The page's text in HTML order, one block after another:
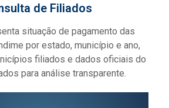
de Filiados
situação de pagamento das
por estado, município e ano,
filiados e dados oficiais do
para análise transparente.